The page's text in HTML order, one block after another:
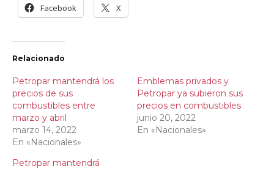
Facebook X
Relacionado
Petropar mantendrá los
precios de sus
combustibles entre
marzo y abril
marzo 14, 2022
En «Nacionales»
Emblemas privados y
Petropar ya subieron sus
precios en combustibles
junio 20, 2022
En «Nacionales»
Petropar mantendrá